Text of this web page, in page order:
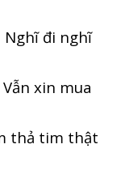
Nghĩ đi nghĩ
xin mua
thả tim thật